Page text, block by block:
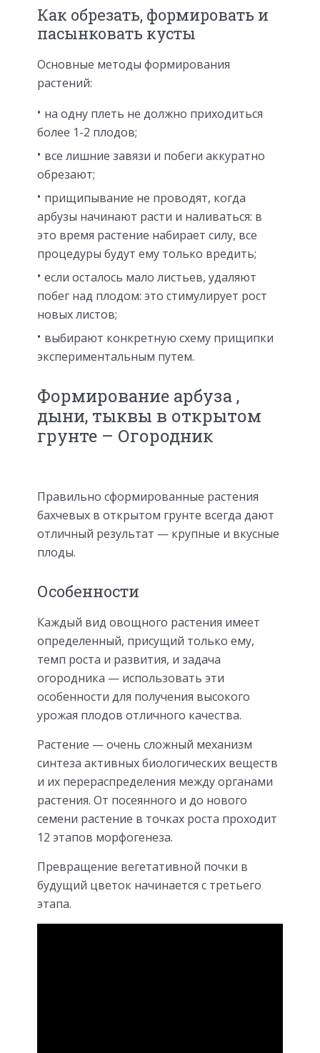
Как обрезать, формировать и
пасынковать кусты
Основные методы формирования
растений:
на одну плеть не должно приходиться
более 1-2 плодов;
все лишние завязи и побеги аккуратно
обрезают;
прищипывание не проводят, когда
арбузы начинают расти и наливаться: в
это время растение набирает силу, все
процедуры будут ему только вредить;
если осталось мало листьев, удаляют
побег над плодом: это стимулирует рост
новых листов;
выбирают конкретную схему прищипки
экспериментальным путем.
Формирование арбуза ,
дыни, тыквы в открытом
грунте – Огородник
Правильно сформированные растения
бахчевых в открытом грунте всегда дают
отличный результат — крупные и вкусные
плоды.
Особенности
Каждый вид овощного растения имеет
определенный, присущий только ему,
темп роста и развития, и задача
огородника — использовать эти
особенности для получения высокого
урожая плодов отличного качества.
Растение — очень сложный механизм
синтеза активных биологических веществ
и их перераспределения между органами
растения. От посеянного и до нового
семени растение в точках роста проходит
12 этапов морфогенеза.
Превращение вегетативной почки в
будущий цветок начинается с третьего
этапа.